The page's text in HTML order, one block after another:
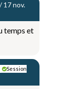
17 nov.
temps et
Session